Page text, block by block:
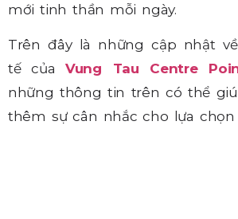
mới tinh thần mỗi ngày.
Trên đây là những cập nhật
tế của Vung Tau Centre
những thông tin trên có thể
thêm sự cân nhắc cho lựa chọn